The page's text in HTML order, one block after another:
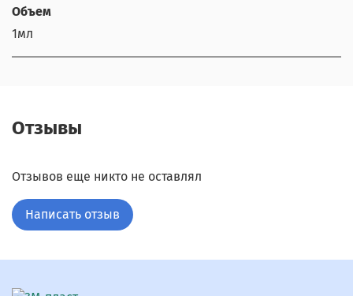
Объем
1мл
Отзывы
Отзывов еще никто не оставлял
Написать отзыв